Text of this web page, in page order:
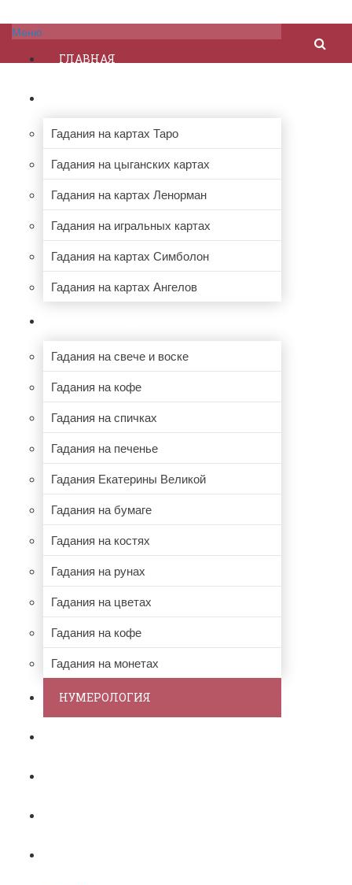
Меню
ГЛАВНАЯ
Гадания на картах Таро
Гадания на цыганских картах
Гадания на картах Ленорман
Гадания на игральных картах
Гадания на картах Симболон
Гадания на картах Ангелов
Гадания на свече и воске
Гадания на кофе
Гадания на спичках
Гадания на печенье
Гадания Екатерины Великой
Гадания на бумаге
Гадания на костях
Гадания на рунах
Гадания на цветах
Гадания на кофе
Гадания на монетах
НУМЕРОЛОГИЯ